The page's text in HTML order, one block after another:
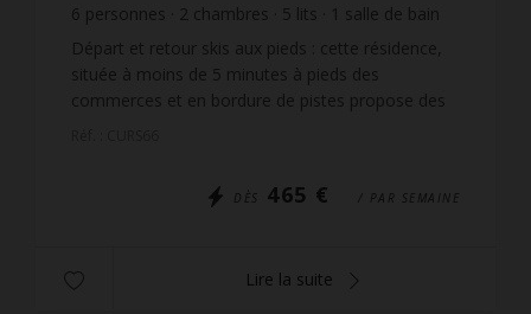
6 personnes 2 chambres 5 lits 1 salle de bain
Départ et retour skis aux pieds : cette résidence,
située à moins de 5 minutes à pieds des
commerces et en bordure de pistes propose des
DÈS 465 € / PAR SEMAINE
Lire la suite